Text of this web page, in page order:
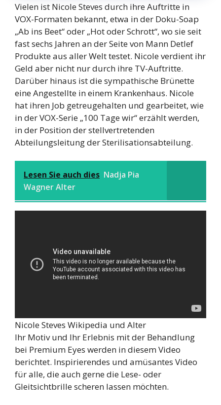
Vielen ist Nicole Steves durch ihre Auftritte in
VOX-Formaten bekannt, etwa in der Doku-Soap
„Ab ins Beet“ oder „Hot oder Schrott“, wo sie seit
fast sechs Jahren an der Seite von Mann Detlef
Produkte aus aller Welt testet. Nicole verdient ihr
Geld aber nicht nur durch ihre TV-Auftritte.
Darüber hinaus ist die sympathische Brünette
eine Angestellte in einem Krankenhaus. Nicole
hat ihren Job getreugehalten und gearbeitet, wie
in der VOX-Serie „100 Tage wir“ erzählt werden,
in der Position der stellvertretenden
Abteilungsleitung der Sterilisationsabteilung.
Lesen Sie auch dies Nadja Pia
Wagner Alter
Nicole Steves Wikipedia und Alter
Ihr Motiv und Ihr Erlebnis mit der Behandlung
bei Premium Eyes werden in diesem Video
berichtet. Inspirierendes und amüsantes Video
für alle, die auch gerne die Lese- oder
Gleitsichtbrille scheren lassen möchten.